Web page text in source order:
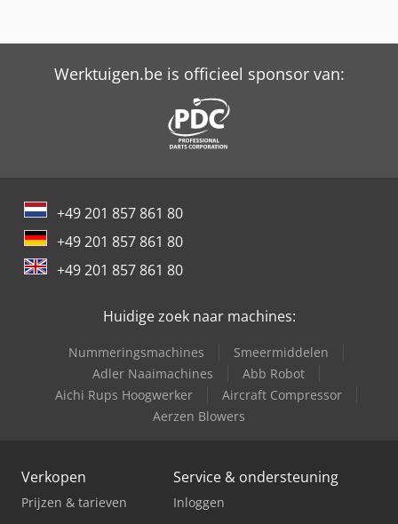
Werktuigen.be is officieel sponsor van:
+49 201 857 861 80
+49 201 857 861 80
+49 201 857 861 80
Huidige zoek naar machines:
Nummeringsmachines
Smeermiddelen
Adler Naaimachines
Abb Robot
Aichi Rups Hoogwerker
Aircraft Compressor
Aerzen Blowers
Verkopen
Prijzen & tarieven
Service & ondersteuning
Inloggen